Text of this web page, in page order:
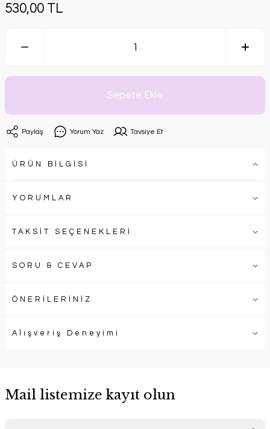
530,00 TL
Sepete Ekle
Paylaş Yorum Yaz Tavsiye Et
ÜRÜN BİLGİSİ
YORUMLAR
TAKSİT SEÇENEKLERİ
SORU & CEVAP
ÖNERİLERİNİZ
Alışveriş Deneyimi
Mail listemize kayıt olun